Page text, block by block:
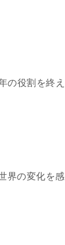
の役割を終え
界の変化を感